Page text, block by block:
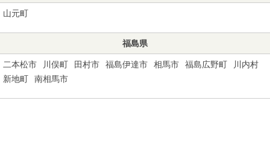
山元町
福島県
二本松市 川俣町 田村市 福島伊達市 相馬市 福島広野町
川内村
新地町
南相馬市